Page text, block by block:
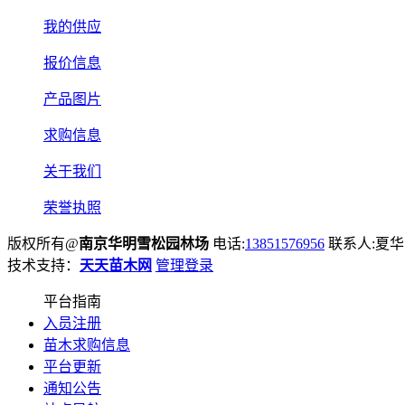
我的供应
报价信息
产品图片
求购信息
关于我们
荣誉执照
版权所有@南京华明雪松园林场 电话:13851576956 联系人:夏
技术支持： 天天苗木网 管理登录
平台指南
入员注册
苗木求购信息
平台更新
通知公告